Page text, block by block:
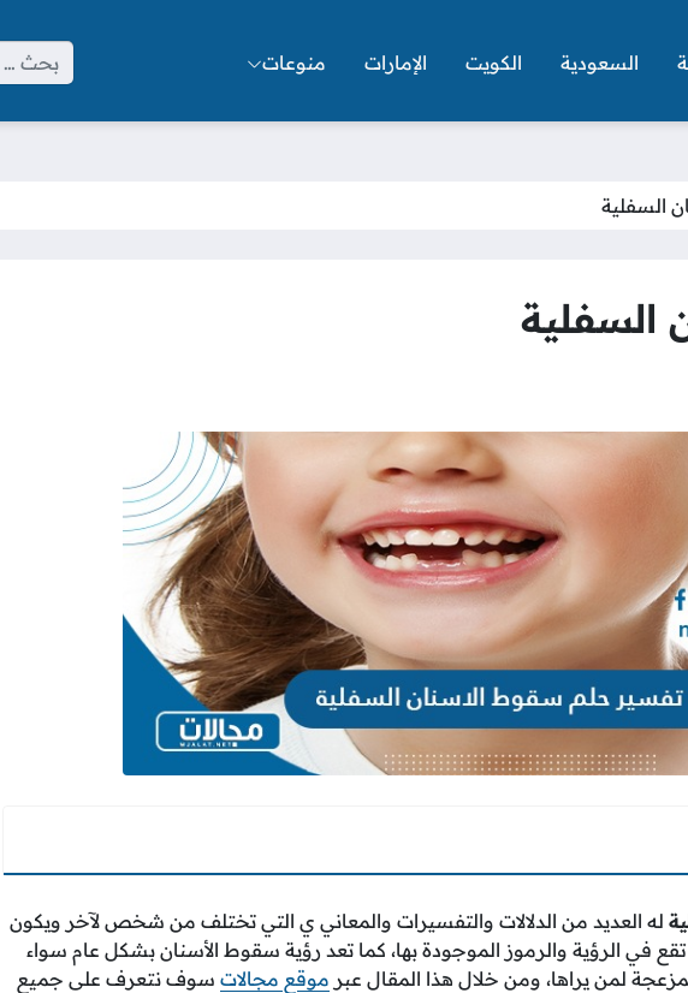
السعودية الكويت الإمارات منوعات البحث عن:
السفلية
السفلية
له العديد من الدلالات والتفسيرات والمعاني ي التي تختلف من شخص لآخر ويكون
في الرؤية والرموز الموجودة بها، كما تعد رؤية سقوط الأسنان بشكل عام سواء
لمن يراها، ومن خلال هذا المقال عبر موقع مجالات سوف نتعرف على جميع